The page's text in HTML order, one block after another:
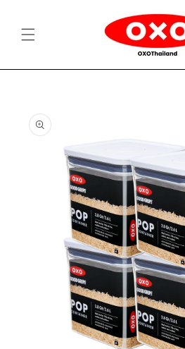
product
information